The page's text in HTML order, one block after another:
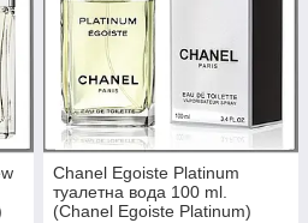
Chanel Egoiste Platinum
туалетна вода 100 ml.
(Chanel Egoiste Platinum)